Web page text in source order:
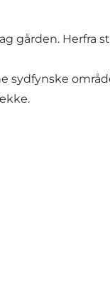
gården. Herfra
sydfynske